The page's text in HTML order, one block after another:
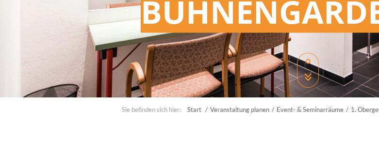
Sie befinden sich hier: Start Veranstaltung planen Event- & Seminarräume 1.